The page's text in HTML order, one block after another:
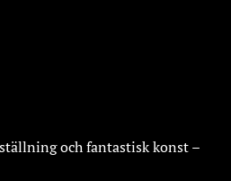
och fantastisk konst –